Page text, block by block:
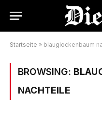
Startseite » blauglockenbaum
BROWSING:
NACHTEILE